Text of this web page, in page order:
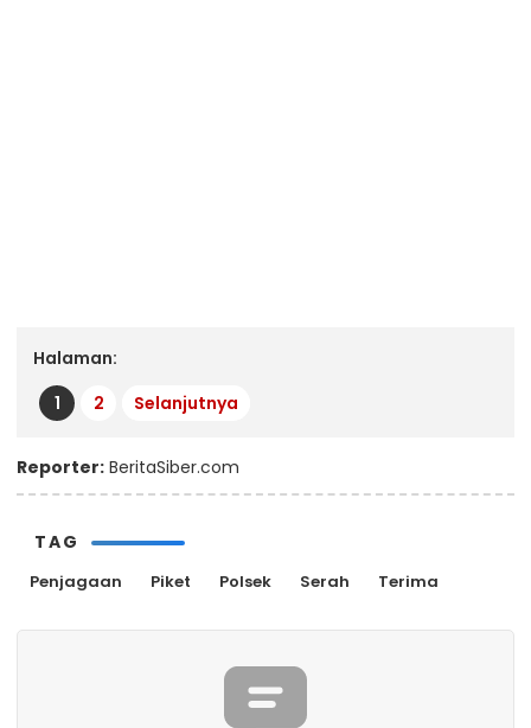
Halaman:
1
2 Selanjutnya
Reporter: BeritaSiber.com
TAG
Penjagaan Piket Polsek Serah Terima